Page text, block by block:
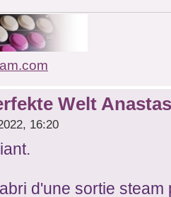
Welt
16:20
d'une sortie